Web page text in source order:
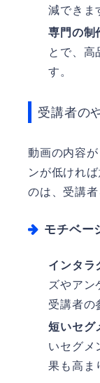
減できま
専門の制
とで、高
す。
受講者の
動画の内容
ンが低けれ
のは、受講者
モチベー
インタラ
ズやアン
受講者の
短いセグ
いセグメ
果も高ま